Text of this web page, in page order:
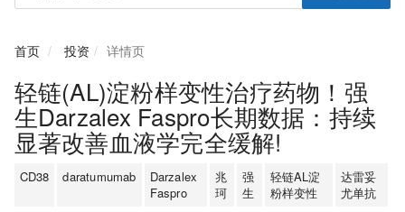
首页 投资 详情页
轻链(AL)淀粉样变性治疗药物！强
生Darzalex Faspro长期数据：持续
显著改善血液学完全缓解!
CD38 daratumumab
Darzalex
Faspro
兆
珂
强
生
轻链AL淀
粉样变性
达雷妥
尤单抗